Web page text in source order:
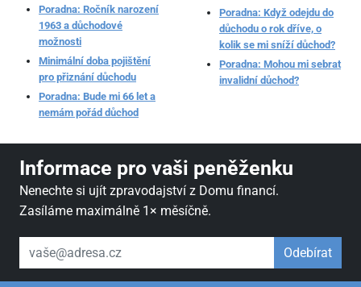
Poradna: Ročník narození
1963 a důchodové
možnosti
Minimální doba pojištění
pro přiznání důchodu
Poradna: Bude mi 66 let a
nemám pořád důchod
Poradna: Když odejdu do
důchodu o rok dříve, o
kolik se mi sníží důchod?
Poradna: Mohou mi sebrat
invalidní důchod?
Informace pro vaši peněženku
Nenechte si ujít zpravodajství z Domu financí.
Zasíláme maximálně 1× měsíčně.
váš email Odebírat